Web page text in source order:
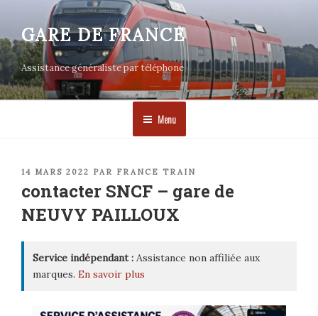
contenu
principal
GARE DE FRANCE
Assistance généraliste par téléphone
Menu
PUBLIÉ
14 MARS 2022 PAR FRANCE TRAIN
contacter SNCF – gare de
NEUVY PAILLOUX
Service indépendant : Assistance non affiliée aux
marques. En savoir plus